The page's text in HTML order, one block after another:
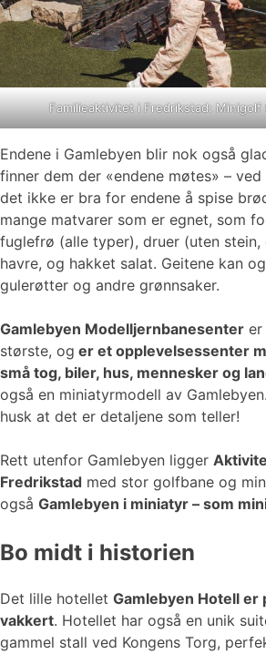
Familieaktivitet i Fredrikstad:
Endene i Gamlebyen blir nok også
finner dem der «endene møtes» –
det ikke er bra for endene å spise
mange matvarer som er egnet, som
fuglefrø (alle typer), druer (uten
havre, og hakket salat. Geitene kan
gulerøtter og andre grønnsaker.
Gamlebyen Modelljernbanesenter er
største, og er et opplevelsessenter
små tog, biler, hus, mennesker og
også en miniatyrmodell av
husk at det er detaljene som teller!
Rett utenfor Gamlebyen ligger
Fredrikstad med stor golfbane og
også Gamlebyen i miniatyr – som
Bo midt i historien
Det lille hotellet Gamlebyen Hotell er
vakkert. Hotellet har også en unik
gammel stall ved Kongens Torg,